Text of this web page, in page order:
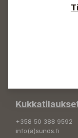
Info & vaihde
+358 50 388 9592
info(a)sunds.fi